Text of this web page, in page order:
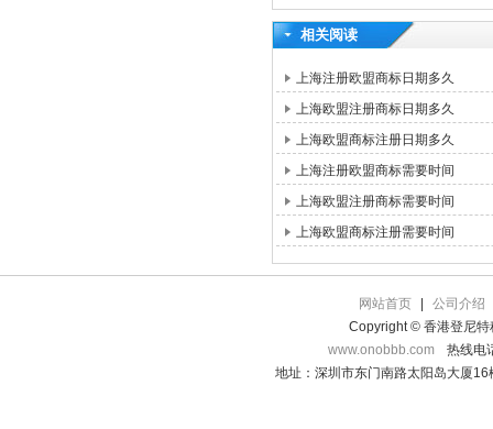
相关阅读
上海注册欧盟商标日期多久
上海欧盟注册商标日期多久
上海欧盟商标注册日期多久
上海注册欧盟商标需要时间
上海欧盟注册商标需要时间
上海欧盟商标注册需要时间
网站首页
公司介绍
Copyright © 香港登尼特
www.onobbb.com
热线电
地址：深圳市东门南路太阳岛大厦